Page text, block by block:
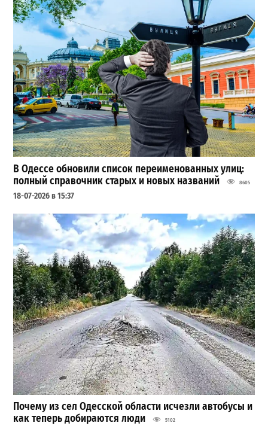
В Одессе обновили список переименованных улиц:
полный справочник старых и новых названий
8605
18-07-2026 в 15:37
Почему из сел Одесской области исчезли автобусы и
как теперь добираются люди
5102